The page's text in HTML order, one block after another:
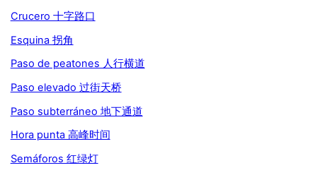
Crucero 十字路口
Esquina 拐角
Paso de peatones 人行横道
Paso elevado 过街天桥
Paso subterráneo 地下通道
Hora punta 高峰时间
Semáforos 红绿灯